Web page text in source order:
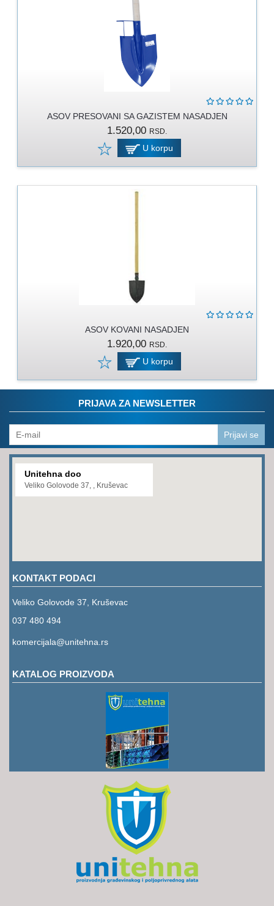
ASOV PRESOVANI SA GAZISTEM NASADJEN
1.520,00 RSD.
U korpu
ASOV KOVANI NASADJEN
1.920,00 RSD.
U korpu
PRIJAVA ZA NEWSLETTER
Prijavi se
Unitehna doo
Veliko Golovode 37, , Kruševac
KONTAKT PODACI
Veliko Golovode 37, Kruševac
037 480 494
komercijala@unitehna.rs
KATALOG PROIZVODA